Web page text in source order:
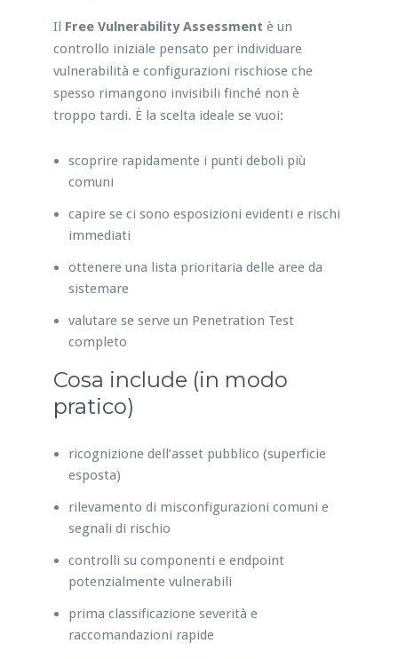
Il Free Vulnerability Assessment è un
controllo iniziale pensato per individuare
vulnerabilità e configurazioni rischiose che
spesso rimangono invisibili finché non è
troppo tardi. È la scelta ideale se vuoi:
scoprire rapidamente i punti deboli più
comuni
capire se ci sono esposizioni evidenti e rischi
immediati
ottenere una lista prioritaria delle aree da
sistemare
valutare se serve un Penetration Test
completo
Cosa include (in modo
pratico)
ricognizione dell’asset pubblico (superficie
esposta)
rilevamento di misconfigurazioni comuni e
segnali di rischio
controlli su componenti e endpoint
potenzialmente vulnerabili
prima classificazione severità e
raccomandazioni rapide